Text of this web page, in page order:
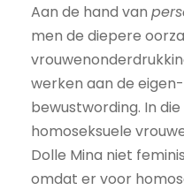
Aan de hand van
men de diepere
werken aan de
bewustwording. In
homoseksuele
Dolle Mina niet
omdat er voor